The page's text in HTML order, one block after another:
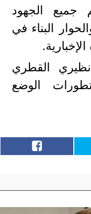
جميع الجهود
البناء في
القطري
الوضع